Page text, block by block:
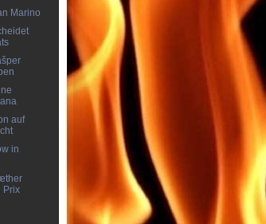
Marino
auf
in
Prix